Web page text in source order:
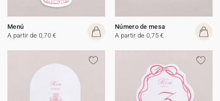
Menú
A partir de 0,70 €
Número de mesa
A partir de 0,75 €